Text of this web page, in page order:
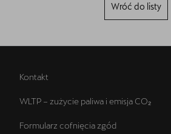
Wróć do listy
Kontakt
WLTP – zużycie paliwa i emisja CO₂
Formularz cofnięcia zgód